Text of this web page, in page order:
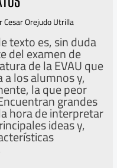
Cesar Orejudo Utrilla
texto es, sin duda
del examen de
de la EVAU que
los alumnos y,
la que peor
grandes
hora de interpretar
ideas y,